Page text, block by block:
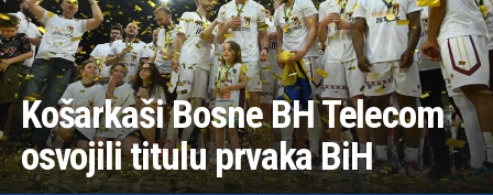
Košarkaši Bosne BH Telecom
osvojili titulu prvaka BiH